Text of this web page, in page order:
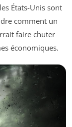
États-Unis sont
comment un
faire chuter
économiques.